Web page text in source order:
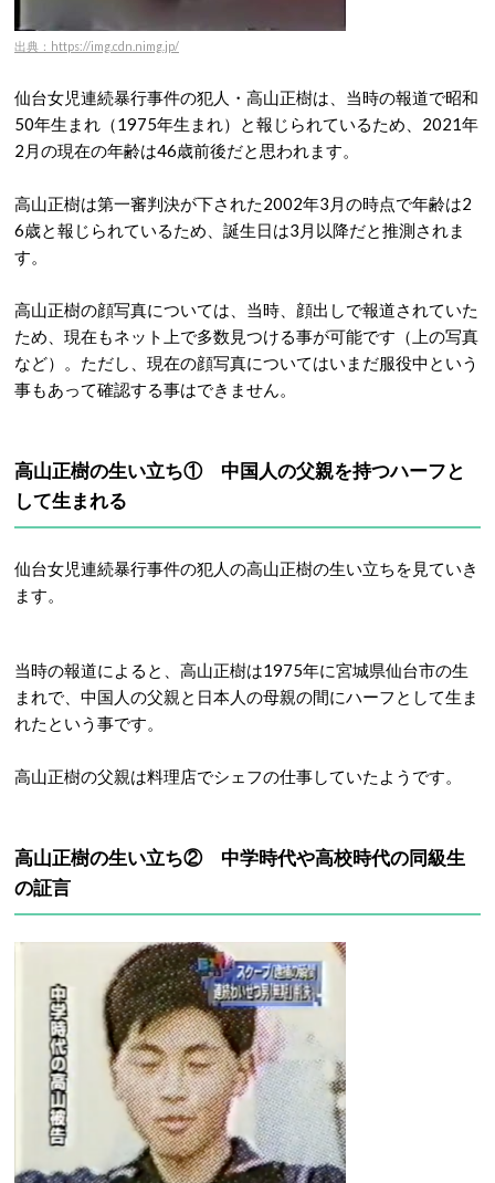
出典：https://img.cdn.nimg.jp/
仙台女児連続暴行事件の犯人・高山正樹は、当時の報道で昭和
50年生まれ（1975年生まれ）と報じられているため、2021年
2月の現在の年齢は46歳前後だと思われます。
高山正樹は第一審判決が下された2002年3月の時点で年齢は2
6歳と報じられているため、誕生日は3月以降だと推測されま
す。
高山正樹の顔写真については、当時、顔出しで報道されていた
ため、現在もネット上で多数見つける事が可能です（上の写真
など）。ただし、現在の顔写真についてはいまだ服役中という
事もあって確認する事はできません。
高山正樹の生い立ち① 中国人の父親を持つハーフと
して生まれる
仙台女児連続暴行事件の犯人の高山正樹の生い立ちを見ていき
ます。
当時の報道によると、高山正樹は1975年に宮城県仙台市の生
まれで、中国人の父親と日本人の母親の間にハーフとして生ま
れたという事です。
高山正樹の父親は料理店でシェフの仕事していたようです。
高山正樹の生い立ち② 中学時代や高校時代の同級生
の証言